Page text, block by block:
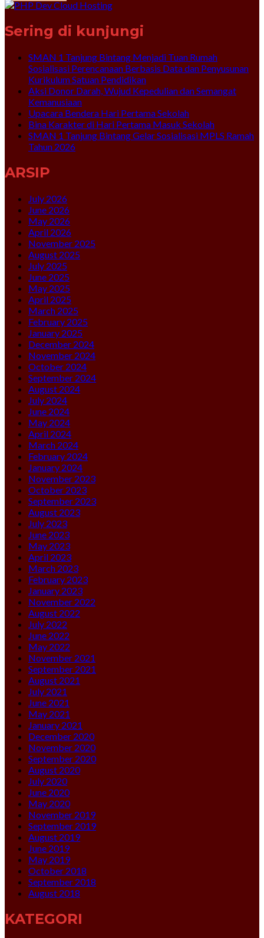
Sering di kunjungi
SMAN 1 Tanjung Bintang Menjadi Tuan Rumah
Sosialisasi Perencanaan Berbasis Data dan Penyusunan
Kurikulum Satuan Pendidikan
Aksi Donor Darah, Wujud Kepedulian dan Semangat
Kemanusiaan
Upacara Bendera Hari Pertama Sekolah
Bina Karakter di Hari Pertama Masuk Sekolah
SMAN 1 Tanjung Bintang Gelar Sosialisasi MPLS Ramah
Tahun 2026
ARSIP
July 2026
June 2026
May 2026
April 2026
November 2025
August 2025
July 2025
June 2025
May 2025
April 2025
March 2025
February 2025
January 2025
December 2024
November 2024
October 2024
September 2024
August 2024
July 2024
June 2024
May 2024
April 2024
March 2024
February 2024
January 2024
November 2023
October 2023
September 2023
August 2023
July 2023
June 2023
May 2023
April 2023
March 2023
February 2023
January 2023
November 2022
August 2022
July 2022
June 2022
May 2022
November 2021
September 2021
August 2021
July 2021
June 2021
May 2021
January 2021
December 2020
November 2020
September 2020
August 2020
July 2020
June 2020
May 2020
November 2019
September 2019
August 2019
June 2019
May 2019
October 2018
September 2018
August 2018
KATEGORI